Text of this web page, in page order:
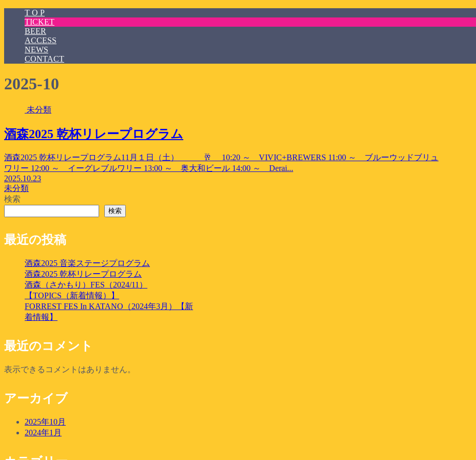
T O P
TICKET
BEER
ACCESS
NEWS
CONTACT
2025-10
未分類
酒森2025 乾杯リレープログラム
酒森2025 乾杯リレープログラム11月１日（土） 🥂 10:20 ～ VIVIC+BREWERS 11:00 ～ ブルーウッドブリュ
ワリー 12:00 ～ イーグレブルワリー 13:00 ～ 奥大和ビール 14:00 ～ Derai...
2025.10.23
未分類
検索
検索
最近の投稿
酒森2025 音楽ステージプログラム
酒森2025 乾杯リレープログラム
酒森（さかもり）FES（2024/11）
【TOPICS（新着情報）】
FORREST FES In KATANO（2024年3月）【新
着情報】
最近のコメント
表示できるコメントはありません。
アーカイブ
2025年10月
2024年1月